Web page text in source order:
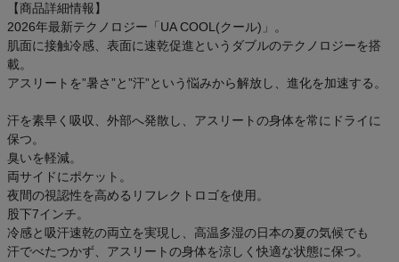
【商品詳細情報】
2026年最新テクノロジー「UA COOL(クール)」。
肌面に接触冷感、表面に速乾促進というダブルのテクノロジーを搭
載。
アスリートを”暑さ”と”汗”という悩みから解放し、進化を加速する。
汗を素早く吸収、外部へ発散し、アスリートの身体を常にドライに
保つ。
臭いを軽減。
両サイドにポケット。
夜間の視認性を高めるリフレクトロゴを使用。
股下7インチ。
冷感と吸汗速乾の両立を実現し、高温多湿の日本の夏の気候でも
汗でべたつかず、アスリートの身体を涼しく快適な状態に保つ。